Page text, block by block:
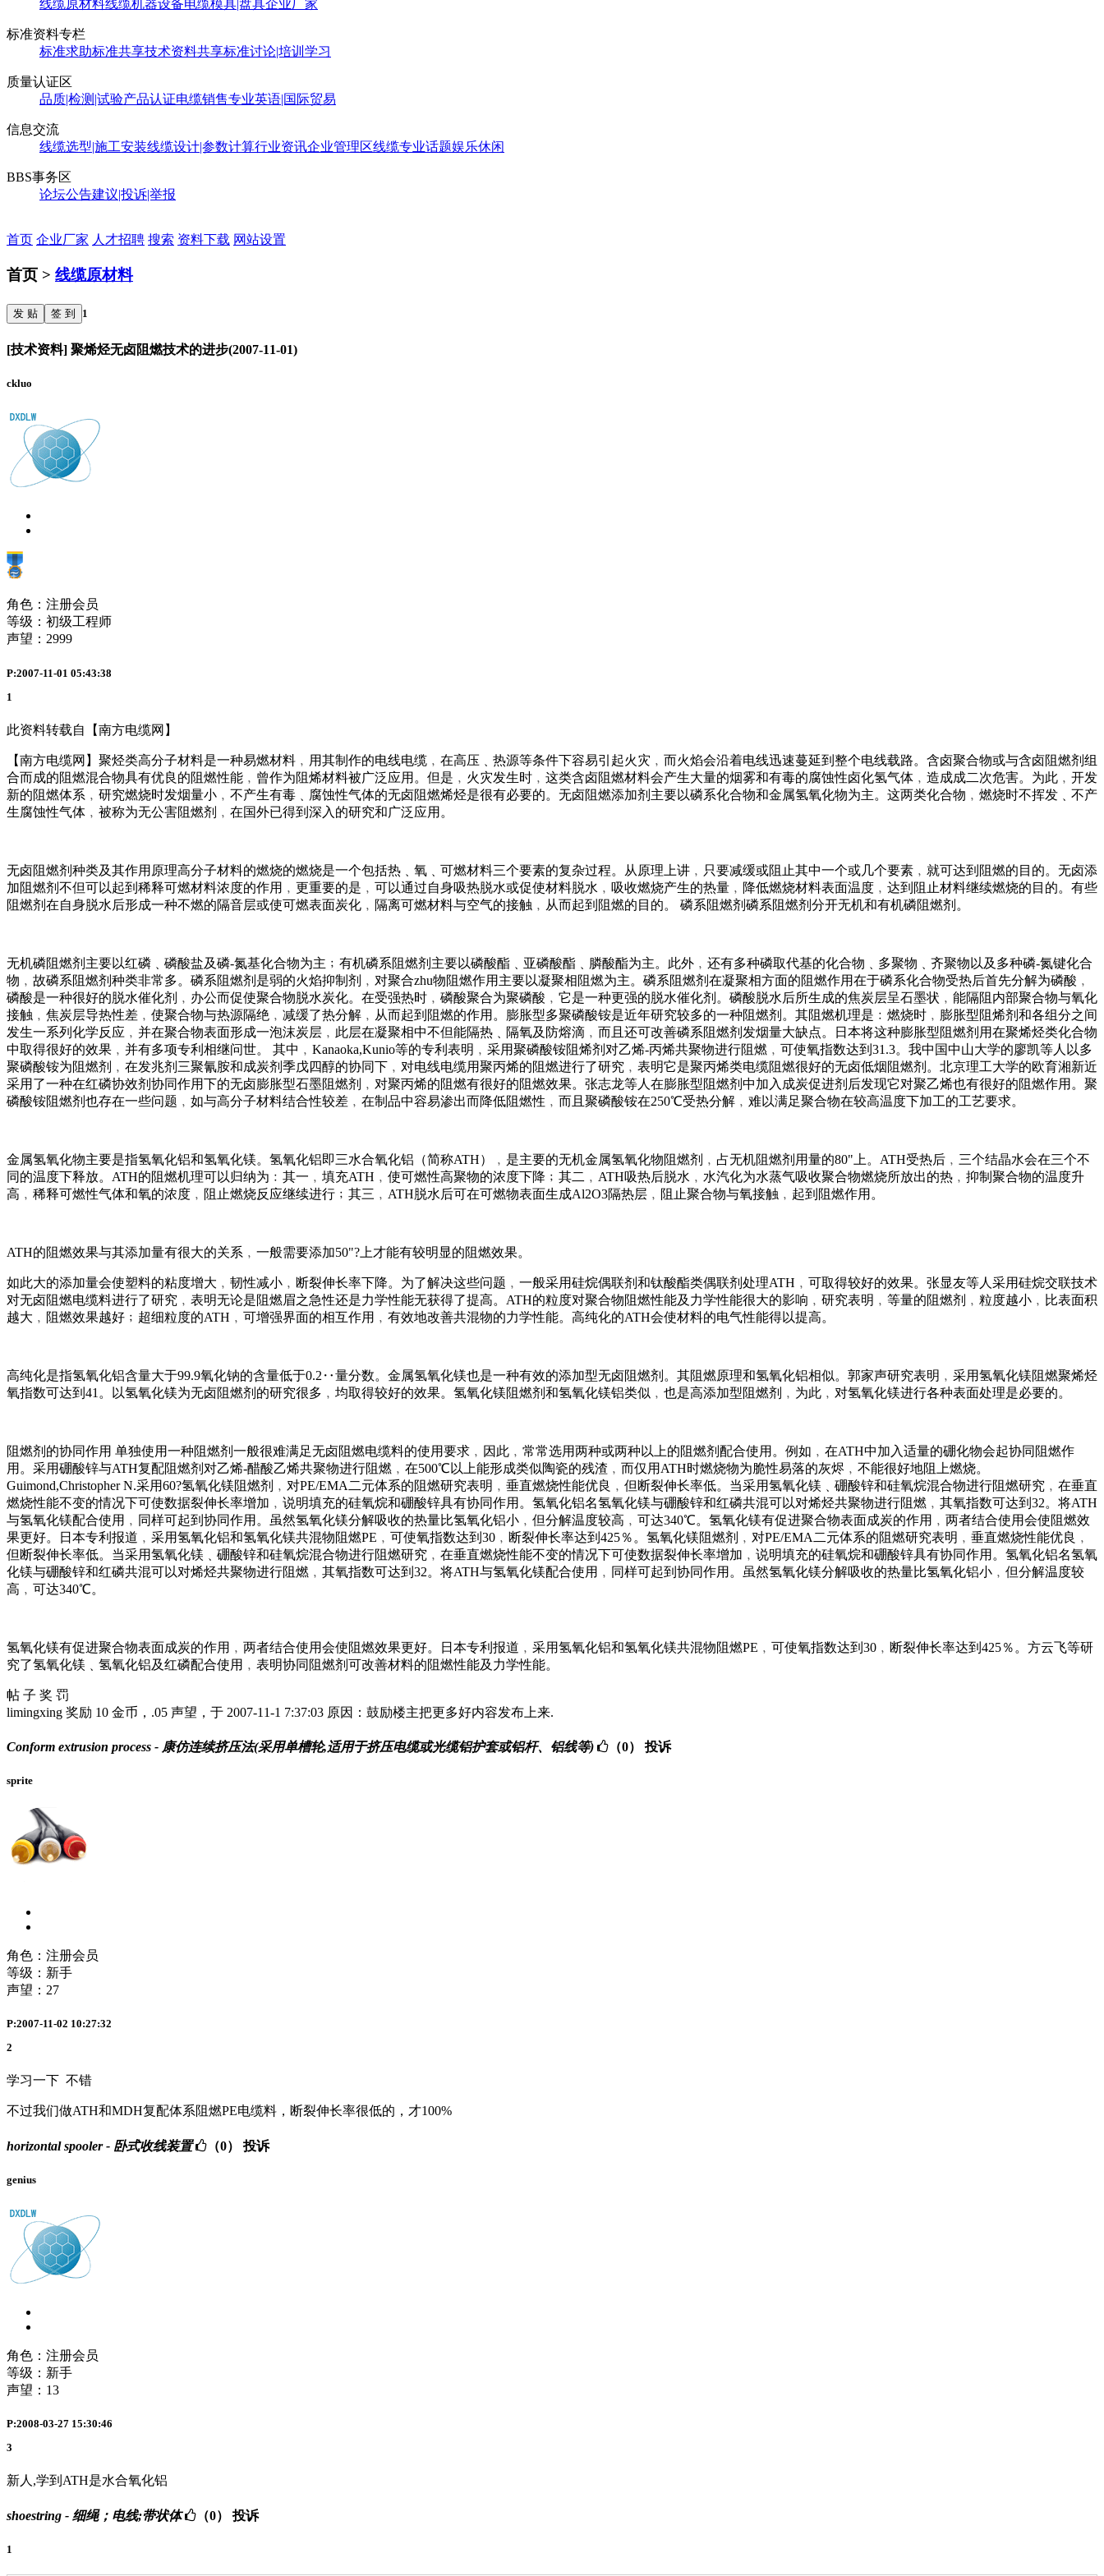
线缆原材料线缆机器设备电缆模具|盘具企业厂家
标准资料专栏
标准求助标准共享技术资料共享标准讨论|培训学习
质量认证区
品质|检测|试验产品认证电缆销售专业英语|国际贸易
信息交流
线缆选型|施工安装线缆设计|参数计算行业资讯企业管理区线缆专业话题娱乐休闲
BBS事务区
论坛公告建议|投诉|举报
首页 企业厂家 人才招聘 搜索 资料下载 网站设置
首页 > 线缆原材料
发 贴 签 到 1
[技术资料] 聚烯烃无卤阻燃技术的进步(2007-11-01)
ckluo
角色：注册会员
等级：初级工程师
声望： 2999
P:2007-11-01 05:43:38
1
此资料转载自【南方电缆网】
【南方电缆网】聚烃类高分子材料是一种易燃材料﹐用其制作的电线电缆﹐在高压﹑热源等条件下容易引起火灾﹐而火焰会沿着电线迅速蔓延到整个电线载路。含卤聚合物或与含卤阻燃剂组
合而成的阻燃混合物具有优良的阻燃性能﹐曾作为阻烯材料被广泛应用。但是﹐火灾发生时﹐这类含卤阻燃材料会产生大量的烟雾和有毒的腐蚀性卤化氢气体﹐造成成二次危害。为此﹐开发
新的阻燃体系﹐研究燃烧时发烟量小﹐不产生有毒﹑腐蚀性气体的无卤阻燃烯烃是很有必要的。无卤阻燃添加剂主要以磷系化合物和金属氢氧化物为主。这两类化合物﹐燃烧时不挥发﹑不产
生腐蚀性气体﹐被称为无公害阻燃剂﹐在国外已得到深入的研究和广泛应用。
无卤阻燃剂种类及其作用原理高分子材料的燃烧的燃烧是一个包括热﹑氧﹑可燃材料三个要素的复杂过程。从原理上讲﹐只要减缓或阻止其中一个或几个要素﹐就可达到阻燃的目的。无卤添
加阻燃剂不但可以起到稀释可燃材料浓度的作用﹐更重要的是﹐可以通过自身吸热脱水或促使材料脱水﹐吸收燃烧产生的热量﹐降低燃烧材料表面温度﹐达到阻止材料继续燃烧的目的。有些
阻燃剂在自身脱水后形成一种不燃的隔音层或使可燃表面炭化﹐隔离可燃材料与空气的接触﹐从而起到阻燃的目的。 磷系阻燃剂磷系阻燃剂分开无机和有机磷阻燃剂。
无机磷阻燃剂主要以红磷﹑磷酸盐及磷-氮基化合物为主﹔有机磷系阻燃剂主要以磷酸酯﹑亚磷酸酯﹑膦酸酯为主。此外﹐还有多种磷取代基的化合物﹑多聚物﹑齐聚物以及多种磷-氮键化合
物﹐故磷系阻燃剂种类非常多。磷系阻燃剂是弱的火焰抑制剂﹐对聚合zhu物阻燃作用主要以凝聚相阻燃为主。磷系阻燃剂在凝聚相方面的阻燃作用在于磷系化合物受热后首先分解为磷酸﹐
磷酸是一种很好的脱水催化剂﹐办公而促使聚合物脱水炭化。在受强热时﹐磷酸聚合为聚磷酸﹐它是一种更强的脱水催化剂。磷酸脱水后所生成的焦炭层呈石墨状﹐能隔阻内部聚合物与氧化
接触﹐焦炭层导热性差﹐使聚合物与热源隔绝﹐减缓了热分解﹐从而起到阻燃的作用。膨胀型多聚磷酸铵是近年研究较多的一种阻燃剂。其阻燃机理是﹕燃烧时﹐膨胀型阻烯剂和各组分之间
发生一系列化学反应﹐并在聚合物表面形成一泡沫炭层﹐此层在凝聚相中不但能隔热﹑隔氧及防熔滴﹐而且还可改善磷系阻燃剂发烟量大缺点。日本将这种膨胀型阻燃剂用在聚烯烃类化合物
中取得很好的效果﹐并有多项专利相继问世。 其中﹐Kanaoka,Kunio等的专利表明﹐采用聚磷酸铵阻烯剂对乙烯-丙烯共聚物进行阻燃﹐可使氧指数达到31.3。我中国中山大学的廖凯等人以多
聚磷酸铵为阻燃剂﹐在发兆剂三聚氰胺和成炭剂季戊四醇的协同下﹐对电线电缆用聚丙烯的阻燃进行了研究﹐表明它是聚丙烯类电缆阻燃很好的无卤低烟阻燃剂。北京理工大学的欧育湘新近
采用了一种在红磷协效剂协同作用下的无卤膨胀型石墨阻燃剂﹐对聚丙烯的阻燃有很好的阻燃效果。张志龙等人在膨胀型阻燃剂中加入成炭促进剂后发现它对聚乙烯也有很好的阻燃作用。聚
磷酸铵阻燃剂也存在一些问题﹐如与高分子材料结合性较差﹐在制品中容易渗出而降低阻燃性﹐而且聚磷酸铵在250℃受热分解﹐难以满足聚合物在较高温度下加工的工艺要求。
金属氢氧化物主要是指氢氧化铝和氢氧化镁。氢氧化铝即三水合氧化铝（简称ATH）﹐是主要的无机金属氢氧化物阻燃剂﹐占无机阻燃剂用量的80"上。ATH受热后﹐三个结晶水会在三个不
同的温度下释放。ATH的阻燃机理可以归纳为﹕其一﹐填充ATH﹐使可燃性高聚物的浓度下降﹔其二﹐ATH吸热后脱水﹐水汽化为水蒸气吸收聚合物燃烧所放出的热﹐抑制聚合物的温度升
高﹐稀释可燃性气体和氧的浓度﹐阻止燃烧反应继续进行﹔其三﹐ATH脱水后可在可燃物表面生成Al2O3隔热层﹐阻止聚合物与氧接触﹐起到阻燃作用。
ATH的阻燃效果与其添加量有很大的关系﹐一般需要添加50"?上才能有较明显的阻燃效果。
如此大的添加量会使塑料的粘度增大﹐韧性减小﹐断裂伸长率下降。为了解决这些问题﹐一般采用硅烷偶联剂和钛酸酯类偶联剂处理ATH﹐可取得较好的效果。张显友等人采用硅烷交联技术
对无卤阻燃电缆料进行了研究﹐表明无论是阻燃眉之急性还是力学性能无获得了提高。ATH的粒度对聚合物阻燃性能及力学性能很大的影响﹐研究表明﹐等量的阻燃剂﹐粒度越小﹐比表面积
越大﹐阻燃效果越好﹔超细粒度的ATH﹐可增强界面的相互作用﹐有效地改善共混物的力学性能。高纯化的ATH会使材料的电气性能得以提高。
高纯化是指氢氧化铝含量大于99.9氧化钠的含量低于0.2‥量分数。金属氢氧化镁也是一种有效的添加型无卤阻燃剂。其阻燃原理和氢氧化铝相似。郭家声研究表明﹐采用氢氧化镁阻燃聚烯烃
氧指数可达到41。以氢氧化镁为无卤阻燃剂的研究很多﹐均取得较好的效果。氢氧化镁阻燃剂和氢氧化镁铝类似﹐也是高添加型阻燃剂﹐为此﹐对氢氧化镁进行各种表面处理是必要的。
阻燃剂的协同作用 单独使用一种阻燃剂一般很难满足无卤阻燃电缆料的使用要求﹐因此﹐常常选用两种或两种以上的阻燃剂配合使用。例如﹐在ATH中加入适量的硼化物会起协同阻燃作
用。采用硼酸锌与ATH复配阻燃剂对乙烯-醋酸乙烯共聚物进行阻燃﹐在500℃以上能形成类似陶瓷的残渣﹐而仅用ATH时燃烧物为脆性易落的灰烬﹐不能很好地阻上燃烧。
Guimond,Christopher N.采用60?氢氧化镁阻燃剂﹐对PE/EMA二元体系的阻燃研究表明﹐垂直燃烧性能优良﹐但断裂伸长率低。当采用氢氧化镁﹑硼酸锌和硅氧烷混合物进行阻燃研究﹐在垂直
燃烧性能不变的情况下可使数据裂伸长率增加﹐说明填充的硅氧烷和硼酸锌具有协同作用。氢氧化铝名氢氧化镁与硼酸锌和红磷共混可以对烯烃共聚物进行阻燃﹐其氧指数可达到32。将ATH
与氢氧化镁配合使用﹐同样可起到协同作用。虽然氢氧化镁分解吸收的热量比氢氧化铝小﹐但分解温度较高﹐可达340℃。氢氧化镁有促进聚合物表面成炭的作用﹐两者结合使用会使阻燃效
果更好。日本专利报道﹐采用氢氧化铝和氢氧化镁共混物阻燃PE﹐可使氧指数达到30﹐断裂伸长率达到425％。氢氧化镁阻燃剂﹐对PE/EMA二元体系的阻燃研究表明﹐垂直燃烧性能优良﹐
但断裂伸长率低。当采用氢氧化镁﹑硼酸锌和硅氧烷混合物进行阻燃研究﹐在垂直燃烧性能不变的情况下可使数据裂伸长率增加﹐说明填充的硅氧烷和硼酸锌具有协同作用。氢氧化铝名氢氧
化镁与硼酸锌和红磷共混可以对烯烃共聚物进行阻燃﹐其氧指数可达到32。将ATH与氢氧化镁配合使用﹐同样可起到协同作用。虽然氢氧化镁分解吸收的热量比氢氧化铝小﹐但分解温度较
高﹐可达340℃。
氢氧化镁有促进聚合物表面成炭的作用﹐两者结合使用会使阻燃效果更好。日本专利报道﹐采用氢氧化铝和氢氧化镁共混物阻燃PE﹐可使氧指数达到30﹐断裂伸长率达到425％。方云飞等研
究了氢氧化镁﹑氢氧化铝及红磷配合使用﹐表明协同阻燃剂可改善材料的阻燃性能及力学性能。
帖 子 奖 罚
limingxing 奖励 10 金币，.05 声望，于 2007-11-1 7:37:03 原因：鼓励楼主把更多好内容发布上来.
Conform extrusion process - 康仿连续挤压法(采用单槽轮,适用于挤压电缆或光缆铝护套或铝杆、铝线等) （0） 投诉
sprite
角色：注册会员
等级：新手
声望： 27
P:2007-11-02 10:27:32
2
学习一下 不错
不过我们做ATH和MDH复配体系阻燃PE电缆料，断裂伸长率很低的，才100%
horizontal spooler - 卧式收线装置 （0） 投诉
genius
角色：注册会员
等级：新手
声望： 13
P:2008-03-27 15:30:46
3
新人,学到ATH是水合氧化铝
shoestring - 细绳；电线;带状体 （0） 投诉
1